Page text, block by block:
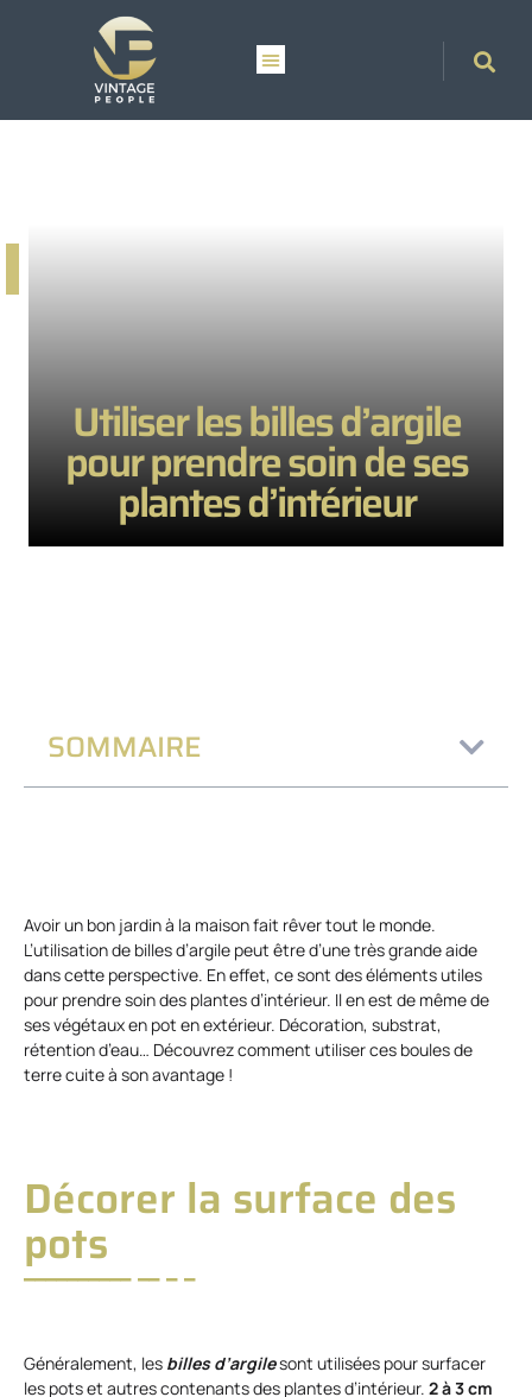
Utiliser les billes d’argile
pour prendre soin de ses
plantes d’intérieur
SOMMAIRE
Avoir un bon jardin à la maison fait rêver tout le monde.
L’utilisation de billes d’argile peut être d’une très grande aide
dans cette perspective. En effet, ce sont des éléments utiles
pour prendre soin des plantes d’intérieur. Il en est de même de
ses végétaux en pot en extérieur. Décoration, substrat,
rétention d’eau… Découvrez comment utiliser ces boules de
terre cuite à son avantage !
Décorer la surface des
pots
Généralement, les billes d’argilesont utilisées pour surfacer
les pots et autres contenants des plantes d’intérieur. 2 à 3 cm